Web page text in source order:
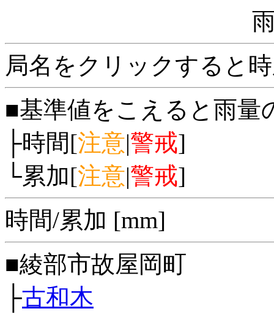
局名をクリックすると
■基準値をこえると雨量
├時間[注意|警戒]
└累加[注意|警戒]
時間/累加 [mm]
■綾部市故屋岡町
├古和木